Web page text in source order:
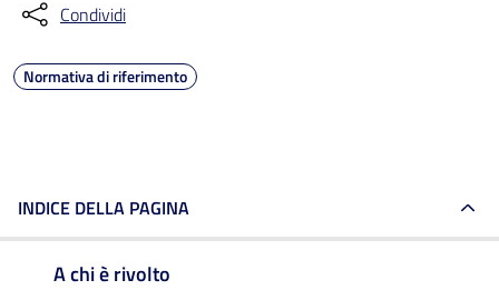
Condividi
Normativa di riferimento
INDICE DELLA PAGINA
A chi è rivolto